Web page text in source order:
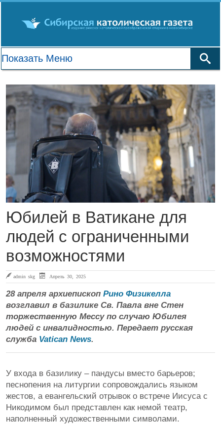
Юбилей в Ватикане для
людей с ограниченными
возможностями
admin skg Апрель 30, 2025
28 апреля архиепископ Рино Физикелла
возглавил в базилике Св. Павла вне Стен
торжественную Мессу по случаю Юбилея
людей с инвалидностью. Передает русская
служба Vatican News.
У входа в базилику – пандусы вместо барьеров;
песнопения на литургии сопровождались языком
жестов, а евангельский отрывок о встрече Иисуса с
Никодимом был представлен как немой театр,
наполненный художественными символами.